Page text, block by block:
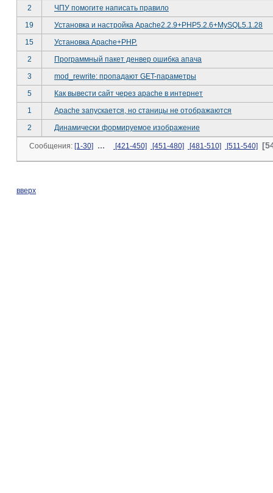
2
ЧПУ помогите написать правило
19
Установка и настройка Apache2.2.9+PHP5.2.6+MySQL5.1.28
15
Установка Apache+PHP.
2
Программный пакет денвер ошибка апача
3
mod_rewrite: пропадают GET-параметры
5
Как вывести сайт через apache в интернет
1
Apache запускается, но станицы не отображаются
2
Динамически формируемое изображение
Сообщения: [1-30] ... [421-450] [451-480] [481-510] [511-540]
вверх